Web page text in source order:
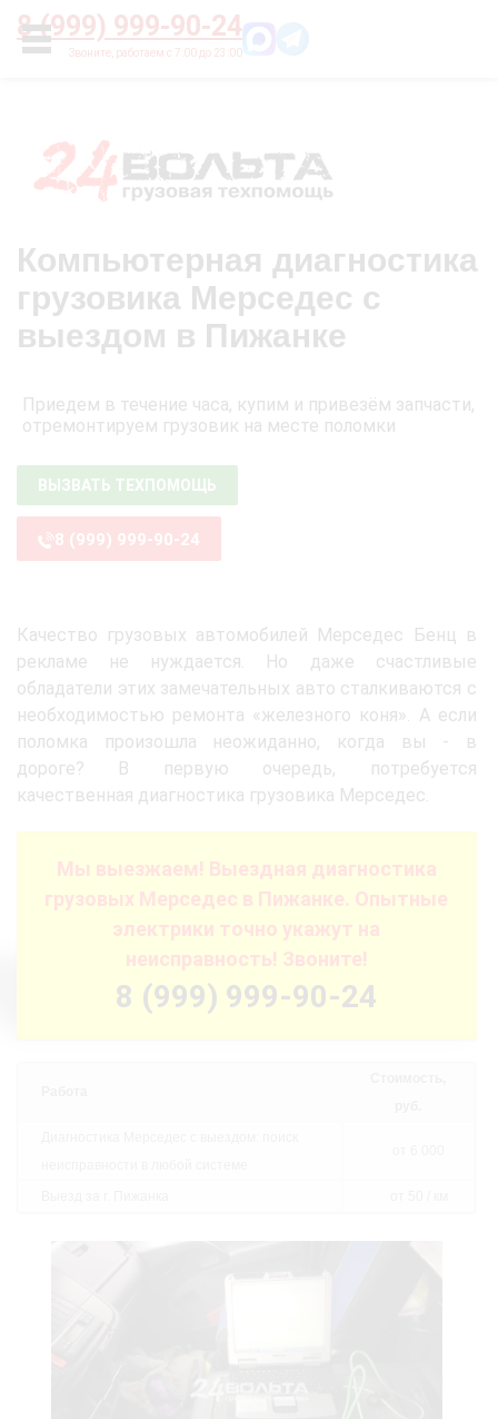
8 (999) 999-90-24
УСЛУГИ
Главная О нас Цены
Компьютерная диагностика
грузовика Мерседес с
выездом в Пижанке
Приедем в течение часа, купим и привезём запчасти,
отремонтируем грузовик на месте поломки
ВЫЗВАТЬ ТЕХПОМОЩЬ
8 (999) 999-90-24
Качество грузовых автомобилей Мерседес Бенц в
рекламе не нуждается. Но даже счастливые
обладатели этих замечательных авто сталкиваются с
необходимостью ремонта «железного коня». А если
поломка произошла неожиданно, когда вы - в
дороге? В первую очередь, потребуется
качественная диагностика грузовика Мерседес.
Мы выезжаем! Выездная диагностика
грузовых Мерседес в Пижанке. Опытные
электрики точно укажут на
неисправность! Звоните!
8 (999) 999-90-24